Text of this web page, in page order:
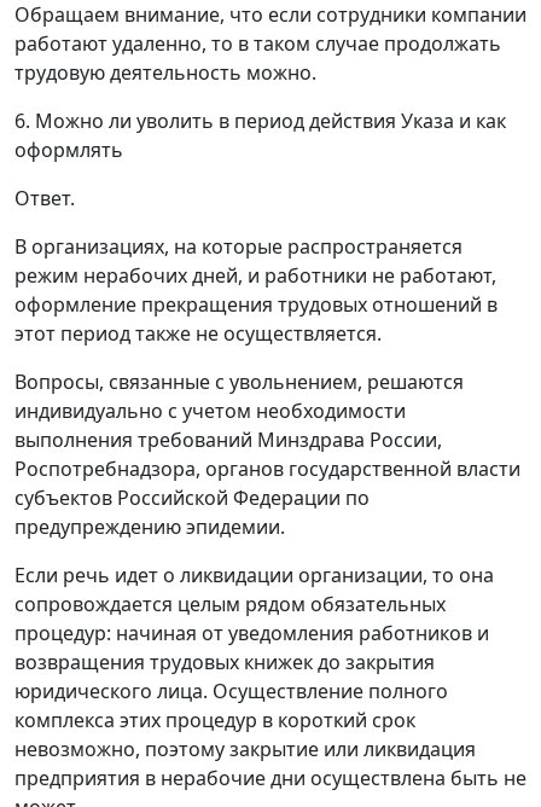
Обращаем внимание, что если сотрудники компании
работают удаленно, то в таком случае продолжать
трудовую деятельность можно.
6. Можно ли уволить в период действия Указа и как
оформлять
Ответ.
В организациях, на которые распространяется
режим нерабочих дней, и работники не работают,
оформление прекращения трудовых отношений в
этот период также не осуществляется.
Вопросы, связанные с увольнением, решаются
индивидуально с учетом необходимости
выполнения требований Минздрава России,
Роспотребнадзора, органов государственной власти
субъектов Российской Федерации по
предупреждению эпидемии.
Если речь идет о ликвидации организации, то она
сопровождается целым рядом обязательных
процедур: начиная от уведомления работников и
возвращения трудовых книжек до закрытия
юридического лица. Осуществление полного
комплекса этих процедур в короткий срок
невозможно, поэтому закрытие или ликвидация
предприятия в нерабочие дни осуществлена быть не